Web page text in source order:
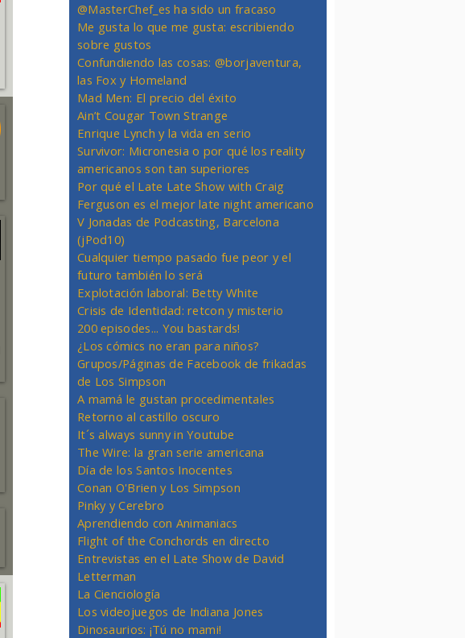
@MasterChef_es ha sido un fracaso
Me gusta lo que me gusta: escribiendo
sobre gustos
Confundiendo las cosas: @borjaventura,
las Fox y Homeland
Mad Men: El precio del éxito
Ain’t Cougar Town Strange
Enrique Lynch y la vida en serio
Survivor: Micronesia o por qué los reality
americanos son tan superiores
Por qué el Late Late Show with Craig
Ferguson es el mejor late night americano
V Jonadas de Podcasting, Barcelona
(jPod10)
Cualquier tiempo pasado fue peor y el
futuro también lo será
Explotación laboral: Betty White
Crisis de Identidad: retcon y misterio
200 episodes... You bastards!
¿Los cómics no eran para niños?
Grupos/Páginas de Facebook de frikadas
de Los Simpson
A mamá le gustan procedimentales
Retorno al castillo oscuro
It´s always sunny in Youtube
The Wire: la gran serie americana
Día de los Santos Inocentes
Conan O'Brien y Los Simpson
Pinky y Cerebro
Aprendiendo con Animaniacs
Flight of the Conchords en directo
Entrevistas en el Late Show de David
Letterman
La Cienciología
Los videojuegos de Indiana Jones
Dinosaurios: ¡Tú no mami!